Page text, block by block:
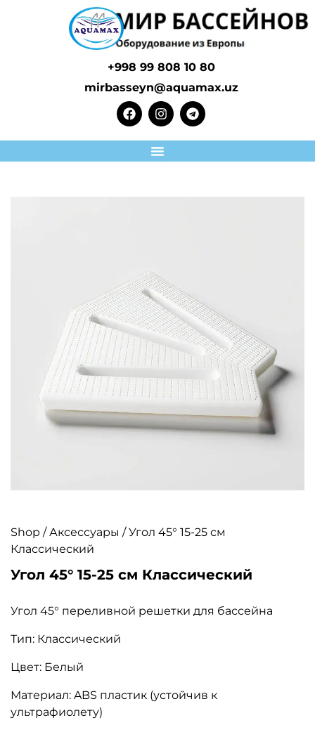
+998 99 808 10 80
mirbasseyn@aquamax.uz
Shop /Аксессуары / Угол 45° 15-25 см
Классический
Угол 45° 15-25 см Классический
Угол 45° переливной решетки для бассейна
Тип: Классический
Цвет: Белый
Материал: ABS пластик (устойчив к
ультрафиолету)